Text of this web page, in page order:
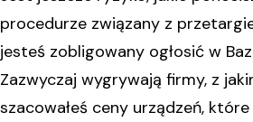
procedurze związany z
jesteś zobligowany ogłosić w
Zazwyczaj wygrywają firmy, z
szacowałeś ceny urządzeń,